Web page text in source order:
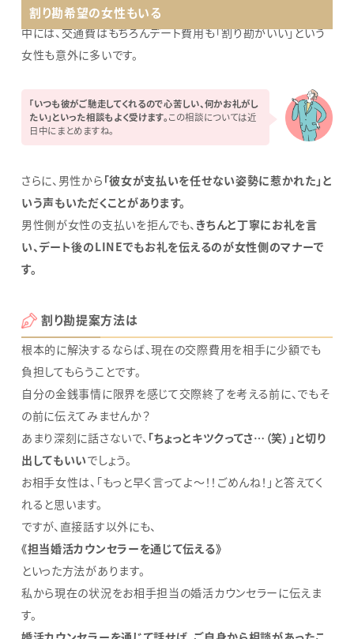
割り勘希望の女性もいる
中には、交通費はもちろんデート費用も「割り勘がいい」という
女性も意外に多いです。
「いつも彼がご馳走してくれるので心苦しい、何かお礼がし
たい」といった相談もよく受けます。この相談については近
日中にまとめますね。
さらに、男性から 「彼女が支払いを任せない姿勢に惹かれた」と
いう声もいただくことがあります。
男性側が女性の支払いを拒んでも、 きちんと丁寧にお礼を言
い、デート後のLINEでもお礼を伝えるのが女性側のマナーで
す。
割り勘提案方法は
根本的に解決するならば、現在の交際費用を相手に少額でも
負担してもらうことです。
自分の金銭事情に限界を感じて交際終了を考える前に、でもそ
の前に伝えてみませんか？
あまり深刻に話さないで、 「ちょっとキツクってさ…（笑）」と切り
出してもいいでしょう。
お相手女性は、「もっと早く言ってよ～！！ごめんね！」と答えてく
れると思います。
ですが、直接話す以外にも、
《担当婚活カウンセラーを通じて伝える》
といった方法があります。
私から現在の状況をお相手担当の婚活カウンセラーに伝えま
す。